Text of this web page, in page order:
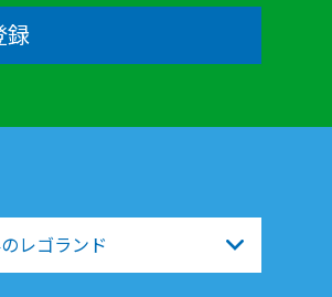
録
レゴランド